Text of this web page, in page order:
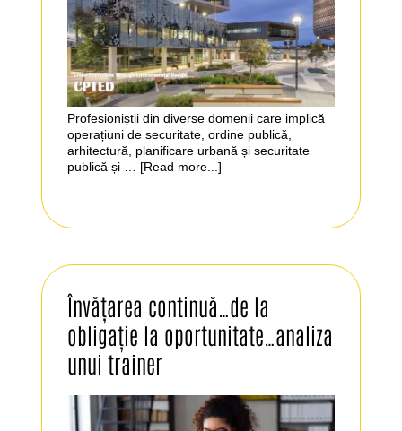
Profesioniștii din diverse domenii care implică
operațiuni de securitate, ordine publică,
arhitectură, planificare urbană și securitate
publică și … [Read more...]
Învățarea continuă…de la
obligație la oportunitate…analiza
unui trainer